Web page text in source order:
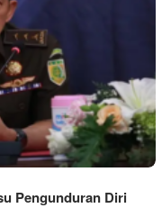
Pengunduran Diri